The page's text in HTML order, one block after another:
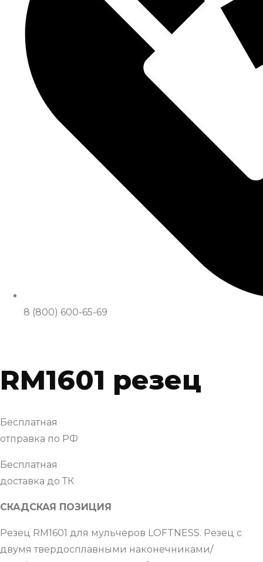
8 (800) 600-65-69
RM1601 резец
Бесплатная
отправка по РФ
Бесплатная
доставка до ТК
СКАДСКАЯ ПОЗИЦИЯ
Резец RM1601 для мульчеров LOFTNESS. Резец с
двумя твердосплавными наконечниками/